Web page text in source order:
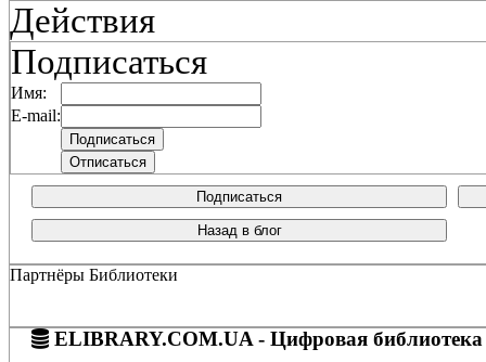
Действия
Подписаться
Имя:
E-mail:
Подписаться
Назад в блог
Партнёры Библиотеки
ELIBRARY.COM.UA - Цифровая библиотека